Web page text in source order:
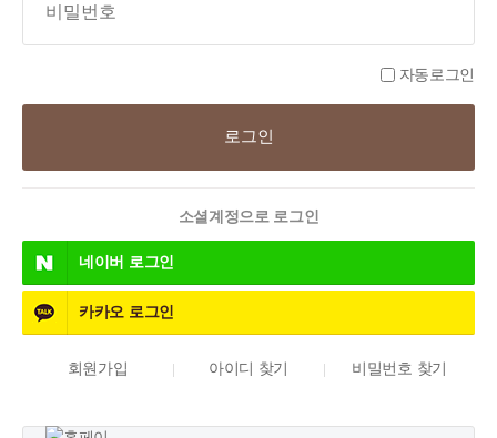
자동로그인
소셜계정으로 로그인
네이버 로그인
카카오 로그인
회원가입 아이디 찾기 비밀번호 찾기